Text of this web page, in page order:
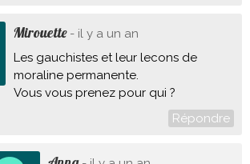
Mirouette- il y a un an
Les gauchistes et leur lecons de
moraline permanente.
Vous vous prenez pour qui ?
Répondre